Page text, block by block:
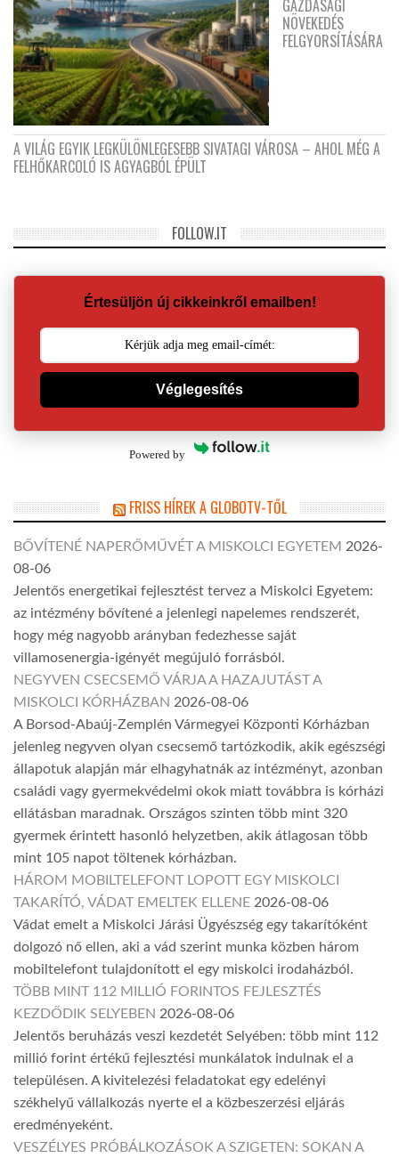
GAZDASÁGI
NÖVEKEDÉS
FELGYORSÍTÁSÁRA
A VILÁG EGYIK LEGKÜLÖNLEGESEBB SIVATAGI VÁROSA – AHOL MÉG A
FELHŐKARCOLÓ IS AGYAGBÓL ÉPÜLT
FOLLOW.IT
Értesüljön új cikkeinkről emailben!
Véglegesítés
Powered by
FRISS HÍREK A GLOBOTV-TŐL
BŐVÍTENÉ NAPERŐMŰVÉT A MISKOLCI EGYETEM 2026-
08-06
Jelentős energetikai fejlesztést tervez a Miskolci Egyetem:
az intézmény bővítené a jelenlegi napelemes rendszerét,
hogy még nagyobb arányban fedezhesse saját
villamosenergia-igényét megújuló forrásból.
NEGYVEN CSECSEMŐ VÁRJA A HAZAJUTÁST A
MISKOLCI KÓRHÁZBAN 2026-08-06
A Borsod-Abaúj-Zemplén Vármegyei Központi Kórházban
jelenleg negyven olyan csecsemő tartózkodik, akik egészségi
állapotuk alapján már elhagyhatnák az intézményt, azonban
családi vagy gyermekvédelmi okok miatt továbbra is kórházi
ellátásban maradnak. Országos szinten több mint 320
gyermek érintett hasonló helyzetben, akik átlagosan több
mint 105 napot töltenek kórházban.
HÁROM MOBILTELEFONT LOPOTT EGY MISKOLCI
TAKARÍTÓ, VÁDAT EMELTEK ELLENE 2026-08-06
Vádat emelt a Miskolci Járási Ügyészség egy takarítóként
dolgozó nő ellen, aki a vád szerint munka közben három
mobiltelefont tulajdonított el egy miskolci irodaházból.
TÖBB MINT 112 MILLIÓ FORINTOS FEJLESZTÉS
KEZDŐDIK SELYEBEN 2026-08-06
Jelentős beruházás veszi kezdetét Selyében: több mint 112
millió forint értékű fejlesztési munkálatok indulnak el a
településen. A kivitelezési feladatokat egy edelényi
székhelyű vállalkozás nyerte el a közbeszerzési eljárás
eredményeként.
VESZÉLYES PRÓBÁLKOZÁSOK A SZIGETEN: SOKAN A